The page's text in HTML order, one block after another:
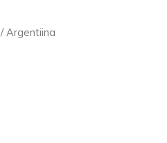
/ Argentiina